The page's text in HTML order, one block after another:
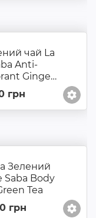
чай La
Anti-
Ginger
грн
Зелений
Saba Body
Tea
грн